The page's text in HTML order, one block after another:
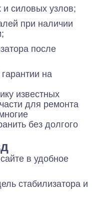
и силовых узлов;
при наличии
после
на
известных
для ремонта
без долгого
в удобное
стабилизатора и